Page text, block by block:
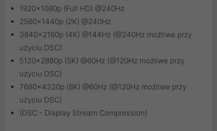
1920x1080p (Full HD) @240Hz
2560x1440p (2K) @240Hz
3840x2160p (4K) @144Hz (@240Hz możliwe przy
użyciu DSC)
5120x2880p (5K) @60Hz (@120Hz możliwe przy
użyciu DSC)
7680x4320p (8K) @60Hz (@120Hz możliwe przy
użyciu DSC)
(DSC - Display Stream Compression)